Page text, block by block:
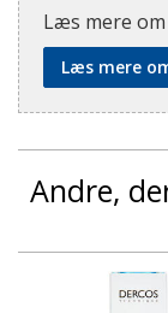
Læs mere
Læs mere
Andre,